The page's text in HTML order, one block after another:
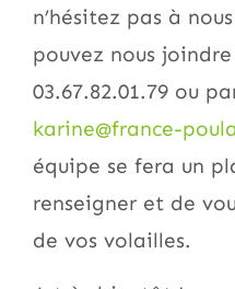
n’hésitez pas à
pouvez nous
03.67.82.01.79 ou
karine@france-
équipe se fera un
renseigner et de
de vos volailles.